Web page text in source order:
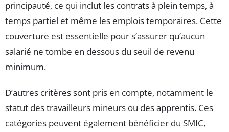
principauté, ce qui inclut les contrats à plein temps, à
temps partiel et même les emplois temporaires. Cette
couverture est essentielle pour s’assurer qu’aucun
salarié ne tombe en dessous du seuil de revenu
minimum.
D’autres critères sont pris en compte, notamment le
statut des travailleurs mineurs ou des apprentis. Ces
catégories peuvent également bénéficier du SMIC,